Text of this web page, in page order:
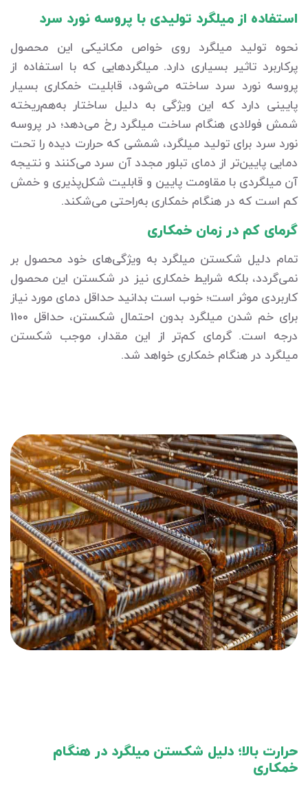
استفاده از میلگرد تولیدی با پروسه نورد سرد
نحوه تولید میلگرد روی خواص مکانیکی این محصول
پرکاربرد تاثیر بسیاری دارد. میلگردهایی که با استفاده از
پروسه نورد سرد ساخته می‌شود، قابلیت خمکاری بسیار
پایینی دارد که این ویژگی به دلیل ساختار به‌هم‌ریخته
شمش فولادی هنگام ساخت میلگرد رخ می‌دهد؛ در پروسه
نورد سرد برای تولید میلگرد، شمشی که حرارت دیده را تحت
دمایی پایین‌تر از دمای تبلور مجدد آن سرد می‌کنند و نتیجه
آن میلگردی با مقاومت پایین و قابلیت شکل‌پذیری و خمش
کم است که در هنگام خمکاری به‌راحتی می‌شکند.
گرمای کم در زمان خمکاری
تمام دلیل شکستن میلگرد به ویژگی‌های خود محصول بر
نمی‌گردد، بلکه شرایط خمکاری نیز در شکستن این محصول
کاربردی موثر است؛ خوب است بدانید حداقل دمای مورد نیاز
برای خم شدن میلگرد بدون احتمال شکستن، حداقل 1100
درجه است. گرمای کم‌تر از این مقدار، موجب شکستن
میلگرد در هنگام خمکاری خواهد شد.
حرارت بالا؛ دلیل شکستن میلگرد در هنگام
خمکاری